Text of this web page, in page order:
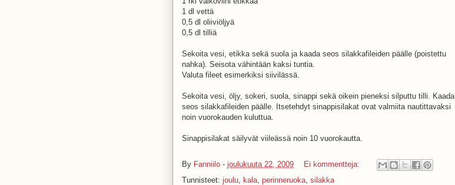
1 dl vettä
0,5 dl oliiviöljyä
0,5 dl tilliä
Sekoita vesi, etikka sekä suola ja kaada seos silakkafileiden päälle (poistettu
nahka). Seisota vähintään kaksi tuntia.
Valuta fileet esimerkiksi siivilässä.
Sekoita vesi, öljy, sokeri, suola, sinappi sekä oikein pieneksi silputtu tilli. Kaada
seos silakkafileiden päälle. Itsetehdyt sinappisilakat ovat valmiita nautittavaksi
noin vuorokauden kuluttua.
Sinappisilakat säilyvät viileässä noin 10 vuorokautta.
By Fanniilo - joulukuuta 22, 2009
Ei kommentteja:
Tunnisteet: joulu kala perinneruoka silakka